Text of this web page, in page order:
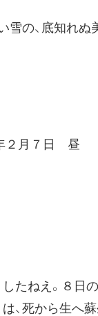
雪の、底知れぬ
日 昼
え。８日の
から生へ蘇